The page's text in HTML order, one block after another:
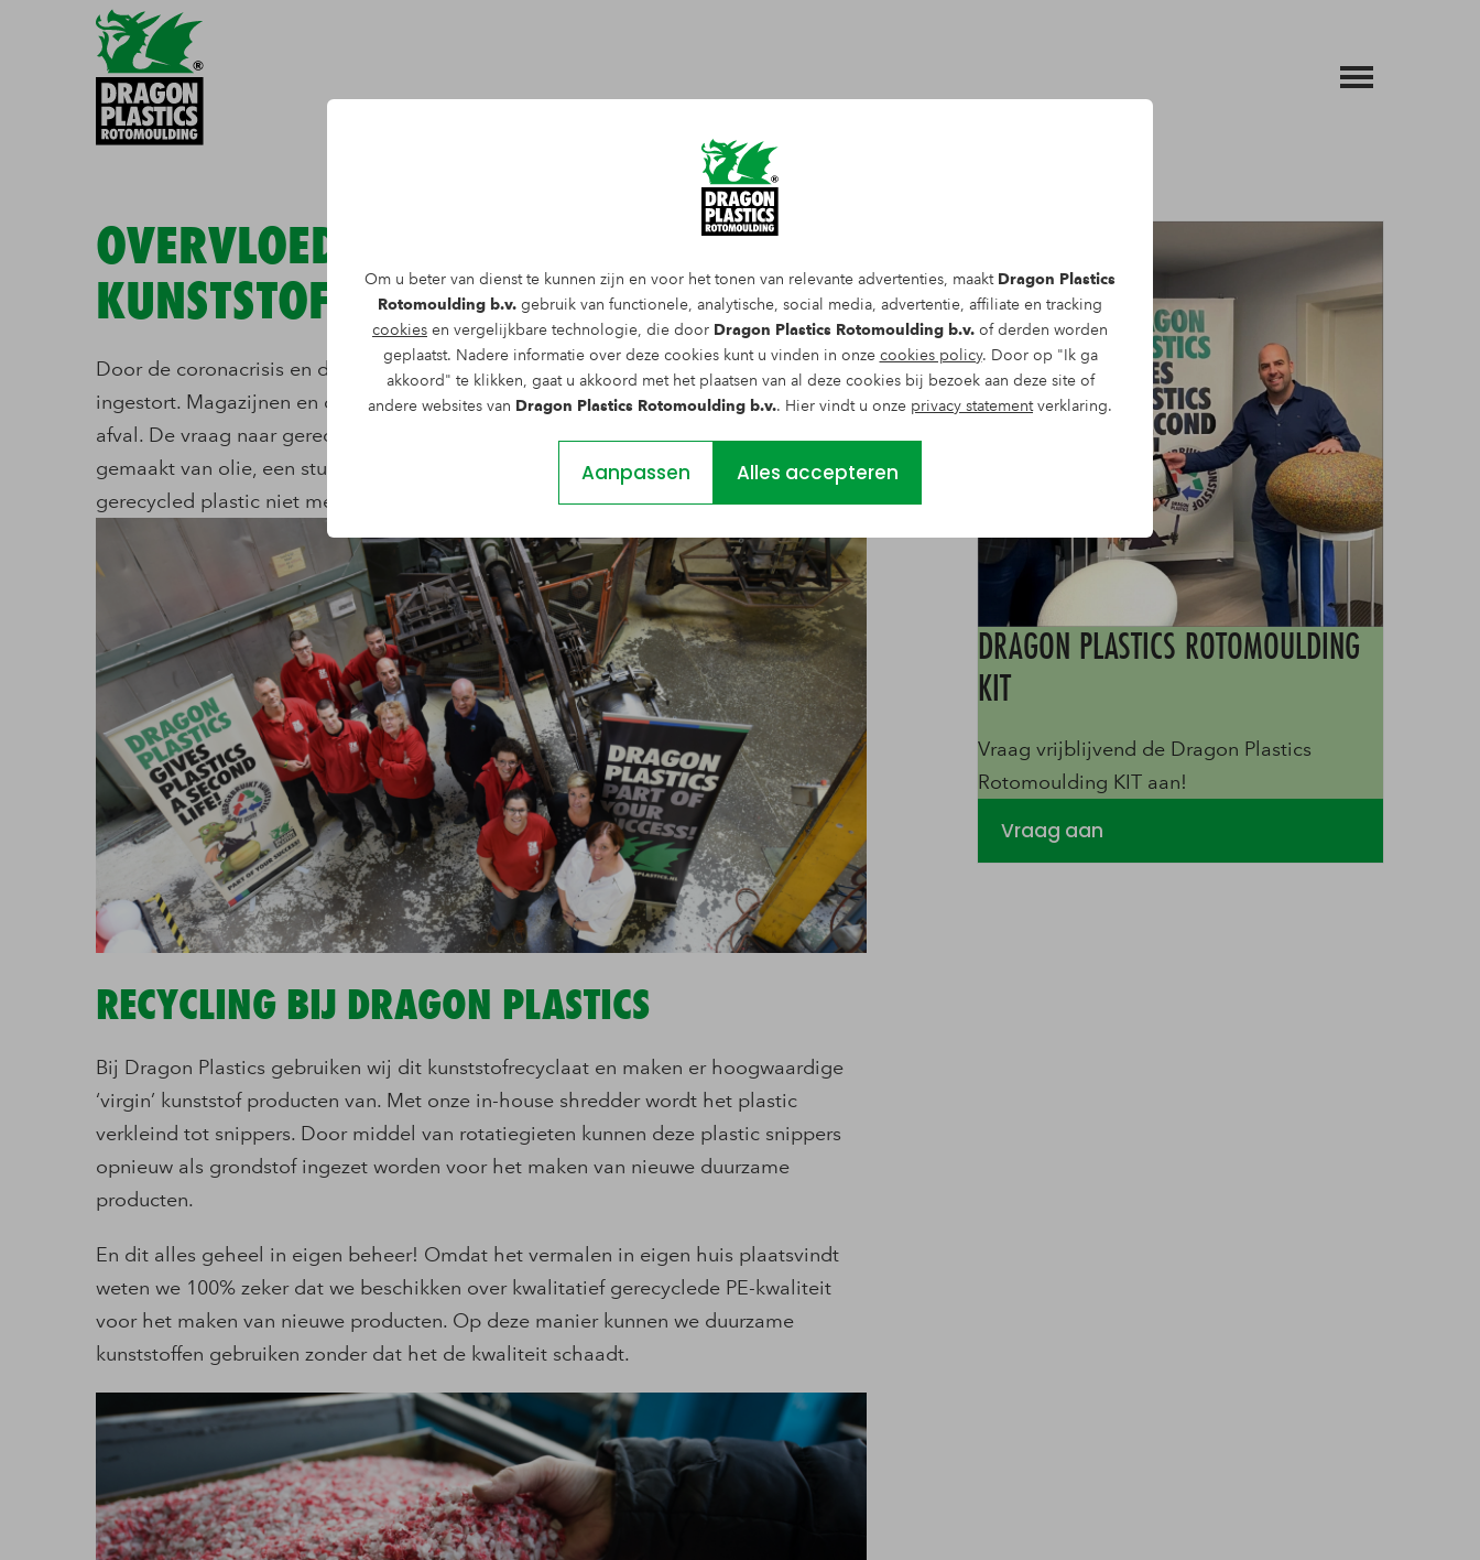
Om u beter van dienst te kunnen zijn en voor het tonen van relevante advertenties, maakt Dragon Plastics
Rotomoulding b.v. gebruik van functionele, analytische, social media, advertentie, affiliate en tracking
cookies en vergelijkbare technologie, die door Dragon Plastics Rotomoulding b.v. of derden worden
geplaatst. Nadere informatie over deze cookies kunt u vinden in onze cookies policy. Door op "Ik ga
akkoord" te klikken, gaat u akkoord met het plaatsen van al deze cookies bij bezoek aan deze site of
andere websites van Dragon Plastics Rotomoulding b.v.. Hier vindt u onze privacy statementverklaring.
Aanpassen Alles accepteren
OVERVLOED AAN
KUNSTSTOFRECYCLAAT
Door de coronacrisis en de lage olieprijs is de markt voor kunststofrecyclaat volledig
ingestort. Magazijnen en opslagplaatsen puilen uit met duizenden zakken plastic
afval. De vraag naar gerecycled plastic is gedaald omdat virgin kunststoffen,
gemaakt van olie, een stuk goedkoper zijn geworden. Recyclers kunnen hierdoor hun
gerecycled plastic niet meer kwijt.
RECYCLING BIJ DRAGON PLASTICS
Bij Dragon Plastics gebruiken wij dit kunststofrecyclaat en maken er hoogwaardige
‘virgin’ kunststof producten van. Met onze in-house shredder wordt het plastic
verkleind tot snippers. Door middel van rotatiegieten kunnen deze plastic snippers
opnieuw als grondstof ingezet worden voor het maken van nieuwe duurzame
producten.
En dit alles geheel in eigen beheer! Omdat het vermalen in eigen huis plaatsvindt
weten we 100% zeker dat we beschikken over kwalitatief gerecyclede PE-kwaliteit
voor het maken van nieuwe producten. Op deze manier kunnen we duurzame
kunststoffen gebruiken zonder dat het de kwaliteit schaadt.
DRAGON PLASTICS ROTOMOULDING
KIT
Vraag vrijblijvend de Dragon Plastics
Rotomoulding KIT aan!
Vraag aan